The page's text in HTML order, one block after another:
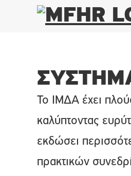
Το ΙΜΔΑ έχει
καλύπτοντας
εκδώσει
πρακτικών